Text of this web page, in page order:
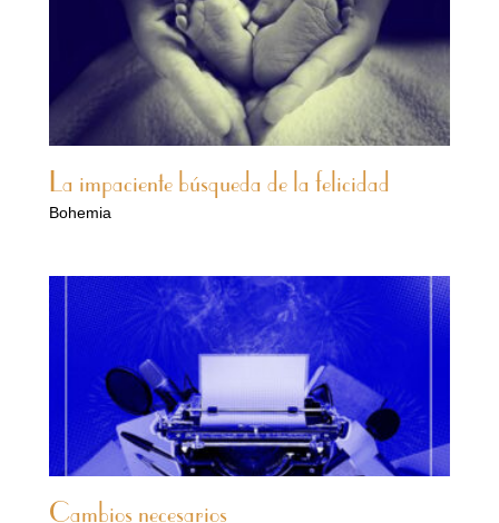
La impaciente búsqueda de la felicidad
Bohemia
Cambios necesarios